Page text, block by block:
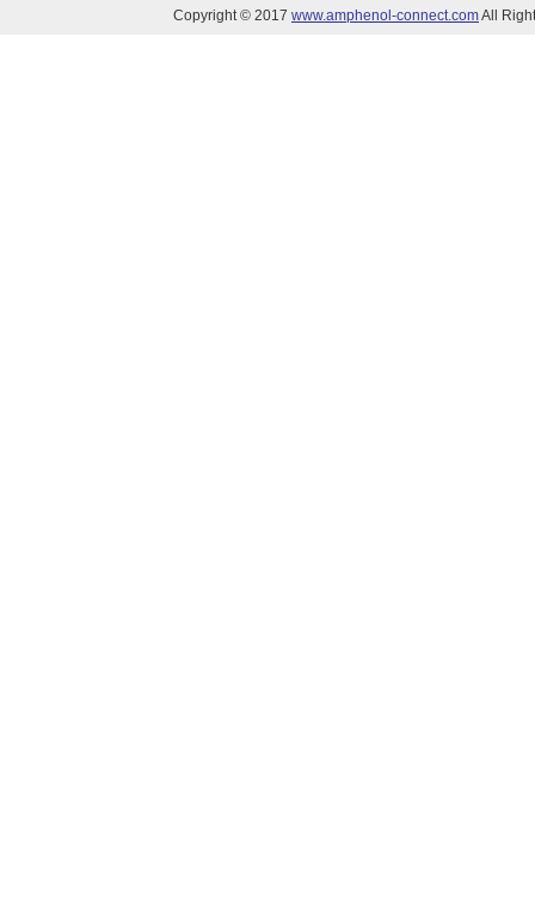
Copyright © 2017 www.amphenol-connect.comAll